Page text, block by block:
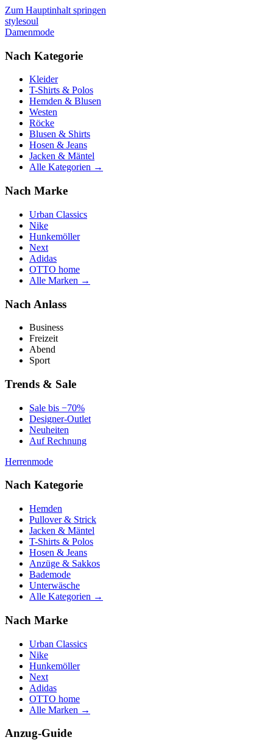
Zum Hauptinhalt springen
stylesoul
Damenmode
Nach Kategorie
Kleider
T-Shirts & Polos
Hemden & Blusen
Westen
Röcke
Blusen & Shirts
Hosen & Jeans
Jacken & Mäntel
Alle Kategorien →
Nach Marke
Urban Classics
Nike
Hunkemöller
Next
Adidas
OTTO home
Alle Marken →
Nach Anlass
Business
Freizeit
Abend
Sport
Trends & Sale
Sale bis −70%
Designer-Outlet
Neuheiten
Auf Rechnung
Herrenmode
Nach Kategorie
Hemden
Pullover & Strick
Jacken & Mäntel
T-Shirts & Polos
Hosen & Jeans
Anzüge & Sakkos
Bademode
Unterwäsche
Alle Kategorien →
Nach Marke
Urban Classics
Nike
Hunkemöller
Next
Adidas
OTTO home
Alle Marken →
Anzug-Guide